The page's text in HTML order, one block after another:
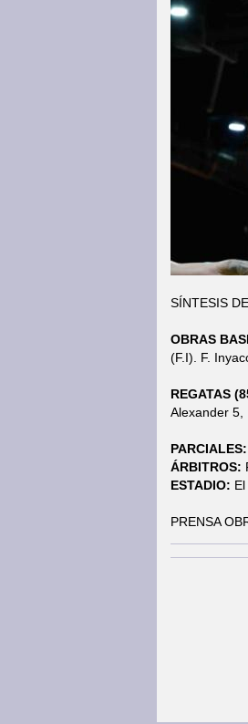
SÍNTESIS
OBRAS
(F.I). F.
REGATAS
Alexander 5,
PARCIALES:
ÁRBITROS:
ESTADIO:
PRENSA